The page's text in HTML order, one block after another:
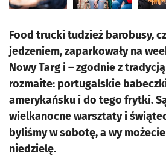
Food trucki tudzież barobusy,
jedzeniem, zaparkowały na
Nowy Targ i – zgodnie z
rozmaite: portugalskie
amerykańsku i do tego frytki.
wielkanocne warsztaty i
byliśmy w sobotę, a wy
niedzielę.